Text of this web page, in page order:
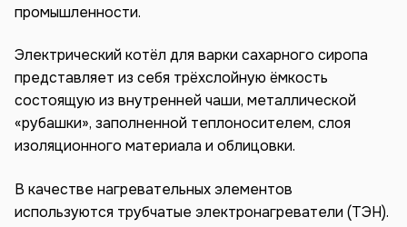
промышленности.
Электрический котёл для варки сахарного сиропа
представляет из себя трёхслойную ёмкость
состоящую из внутренней чаши, металлической
«рубашки», заполненной теплоносителем, слоя
изоляционного материала и облицовки.
В качестве нагревательных элементов
используются трубчатые электронагреватели (ТЭН).